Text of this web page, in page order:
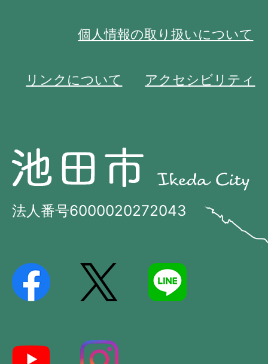
個人情報の取り扱いについて
リンクについて アクセシビリティ
池
田
市
法人番号6000020272043
田
市
の